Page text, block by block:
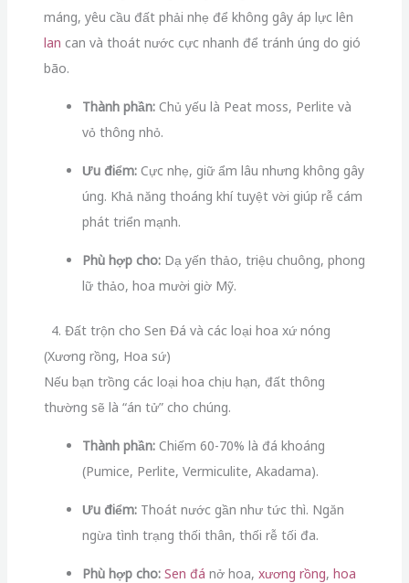
máng, yêu cầu đất phải nhẹ để không gây áp lực lên
lan can và thoát nước cực nhanh để tránh úng do gió
bão.
Thành phần:Chủ yếu là Peat moss, Perlite và
vỏ thông nhỏ.
Ưu điểm:Cực nhẹ, giữ ẩm lâu nhưng không gây
úng. Khả năng thoáng khí tuyệt vời giúp rễ cám
phát triển mạnh.
Phù hợp cho:Dạ yến thảo, triệu chuông, phong
lữ thảo, hoa mười giờ Mỹ.
4. Đất trộn cho Sen Đá và các loại hoa xứ nóng
(Xương rồng, Hoa sứ)
Nếu bạn trồng các loại hoa chịu hạn, đất thông
thường sẽ là “án tử” cho chúng.
Thành phần:Chiếm 60-70% là đá khoáng
(Pumice, Perlite, Vermiculite, Akadama).
Ưu điểm:Thoát nước gần như tức thì. Ngăn
ngừa tình trạng thối thân, thối rễ tối đa.
Phù hợp cho: Sen đá nở hoa, xương rồng, hoa